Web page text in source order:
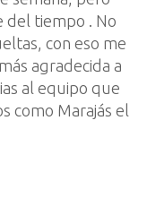
del tiempo . No
con eso me
agradecida a
al equipo que
como Marajás el